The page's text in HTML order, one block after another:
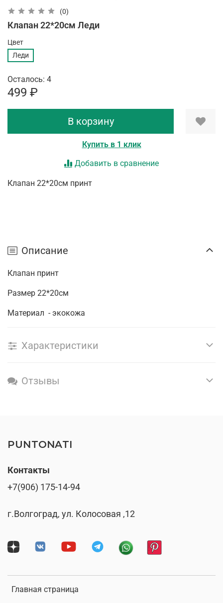
(0)
Клапан 22*20см Леди
Цвет
Леди
Осталось: 4
499 ₽
В корзину
Купить в 1 клик
Добавить в сравнение
Клапан 22*20см принт
Описание
Клапан принт
Размер 22*20см
Материал - экокожа
Характеристики
Отзывы
PUNTONATI
Главная страница
Контакты
+7(906) 175-14-94
г.Волгоград, ул. Колосовая ,12